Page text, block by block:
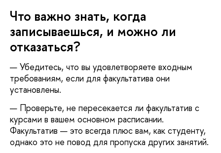
Что важно знать, когда
записываешься, и можно ли
отказаться?
Убедитесь, что вы удовлетворяете входным
требованиям, если для факультатива они
установлены.
Проверьте, не пересекается ли факультатив с
курсами в вашем основном расписании.
Факультатив — это всегда плюс вам, как студенту,
однако это не повод для пропуска других занятий.